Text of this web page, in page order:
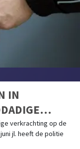
IN
verkrachting op de
jl. heeft de politie